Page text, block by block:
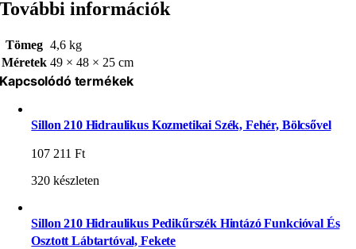
További információk
Tömeg 4,6 kg
Méretek 49 × 48 × 25 cm
Kapcsolódó termékek
Sillon 210 Hidraulikus Kozmetikai Szék, Fehér, Bölcsővel
107 211Ft
320 készleten
Sillon 210 Hidraulikus Pedikűrszék Hintázó Funkcióval És
Osztott Lábtartóval, Fekete